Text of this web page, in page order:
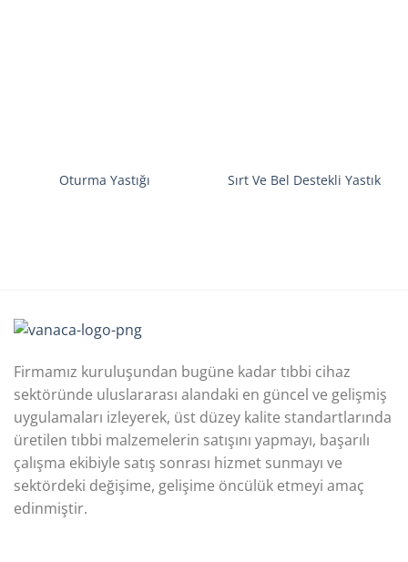
Oturma Yastığı Sırt Ve Bel Destekli Yastık
Firmamız kuruluşundan bugüne kadar tıbbi cihaz
sektöründe uluslararası alandaki en güncel ve gelişmiş
uygulamaları izleyerek, üst düzey kalite standartlarında
üretilen tıbbi malzemelerin satışını yapmayı, başarılı
çalışma ekibiyle satış sonrası hizmet sunmayı ve
sektördeki değişime, gelişime öncülük etmeyi amaç
edinmiştir.